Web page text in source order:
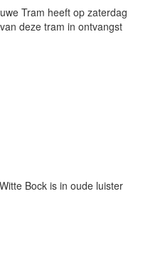
Tram heeft op zaterdag
deze tram in ontvangst
Bock is in oude luister